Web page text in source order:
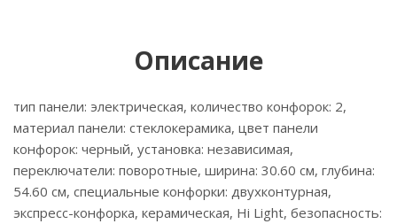
Описание
тип панели: электрическая, количество конфорок: 2,
материал панели: стеклокерамика, цвет панели
конфорок: черный, установка: независимая,
переключатели: поворотные, ширина: 30.60 см, глубина:
54.60 см, специальные конфорки: двухконтурная,
экспресс-конфорка, керамическая, Hi Light, безопасность: